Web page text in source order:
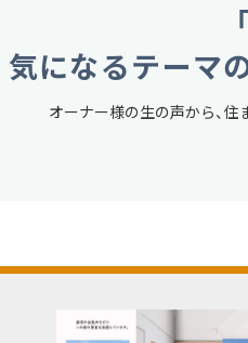
気になるテーマ
オーナー様の生の声から、住